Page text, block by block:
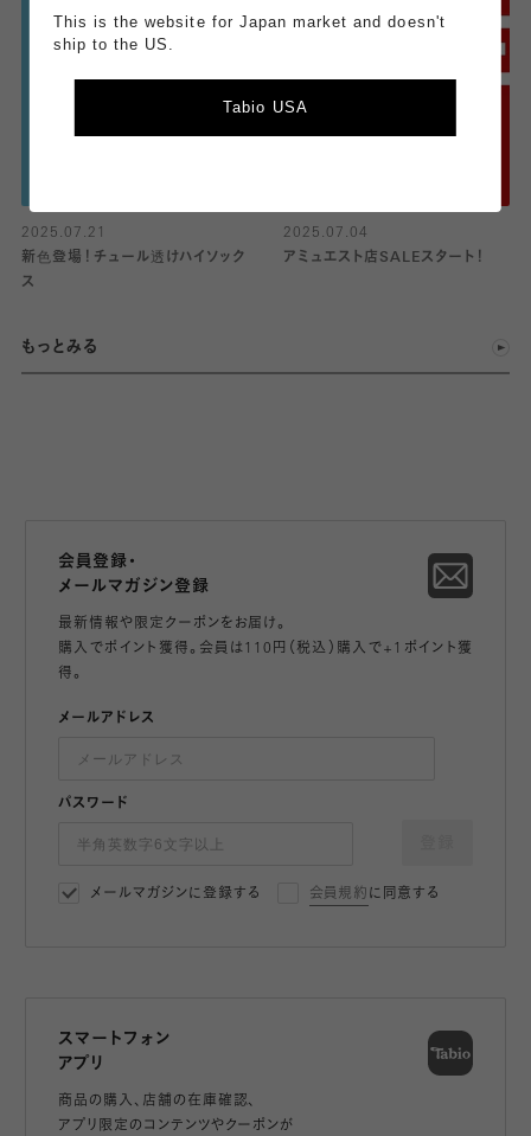
2025.07.21
新色登場！チュール透けハイソック
ス
2025.07.04
アミュエスト店SALEスタート！
もっとみる
会員登録・
メールマガジン登録
最新情報や限定クーポンをお届け。
購入でポイント獲得。会員は110円（税込）購入で+1ポイント獲
得。
メールアドレス
パスワード
メールマガジンに登録する 会員規約 に同意する
スマートフォン
アプリ
商品の購入、店舗の在庫確認、
アプリ限定のコンテンツやクーポンが
This is the website for Japan market and doesn't
ship to the US.
Tabio USA